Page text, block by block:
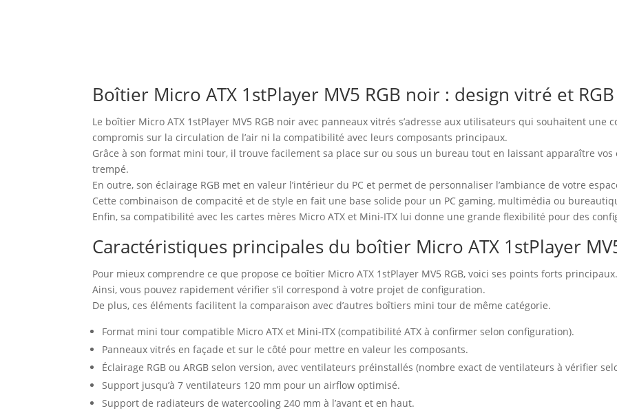
Boîtier Micro ATX 1stPlayer MV5 RGB noir : design vitré et
Le boîtier Micro ATX 1stPlayer MV5 RGB noir avec panneaux vitrés s’adresse aux utilisateurs qui souhaitent une
compromis sur la circulation de l’air ni la compatibilité avec leurs composants principaux.
Grâce à son format mini tour, il trouve facilement sa place sur ou sous un bureau tout en laissant apparaître vos
trempé.
En outre, son éclairage RGB met en valeur l’intérieur du PC et permet de personnaliser l’ambiance de votre
Cette combinaison de compacité et de style en fait une base solide pour un PC gaming, multimédia ou
Enfin, sa compatibilité avec les cartes mères Micro ATX et Mini-ITX lui donne une grande flexibilité pour des
Caractéristiques principales du boîtier Micro ATX 1stPlayer
Pour mieux comprendre ce que propose ce boîtier Micro ATX 1stPlayer MV5 RGB, voici ses points forts principaux.
Ainsi, vous pouvez rapidement vérifier s’il correspond à votre projet de configuration.
De plus, ces éléments facilitent la comparaison avec d’autres boîtiers mini tour de même catégorie.
Format mini tour compatible Micro ATX et Mini-ITX (compatibilité ATX à confirmer selon configuration).
Panneaux vitrés en façade et sur le côté pour mettre en valeur les composants.
Éclairage RGB ou ARGB selon version, avec ventilateurs préinstallés (nombre exact de ventilateurs à vérifier
Support jusqu’à 7 ventilateurs 120 mm pour un airflow optimisé.
Support de radiateurs de watercooling 240 mm à l’avant et en haut.